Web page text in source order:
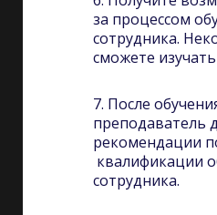
за процессом
сотрудника.
сможете
7. После
преподаватель
рекомендации
квалификации
сотрудника.